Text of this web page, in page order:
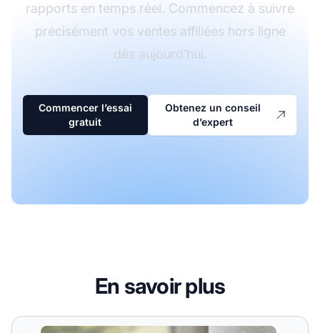
rapports en temps réel. Commencez à suivre
précisément vos ventes affiliées hors ligne
dès aujourd’hui.
Commencer l’essai
gratuit
Obtenez un conseil
d’expert
En savoir plus
Suivi hors ligne